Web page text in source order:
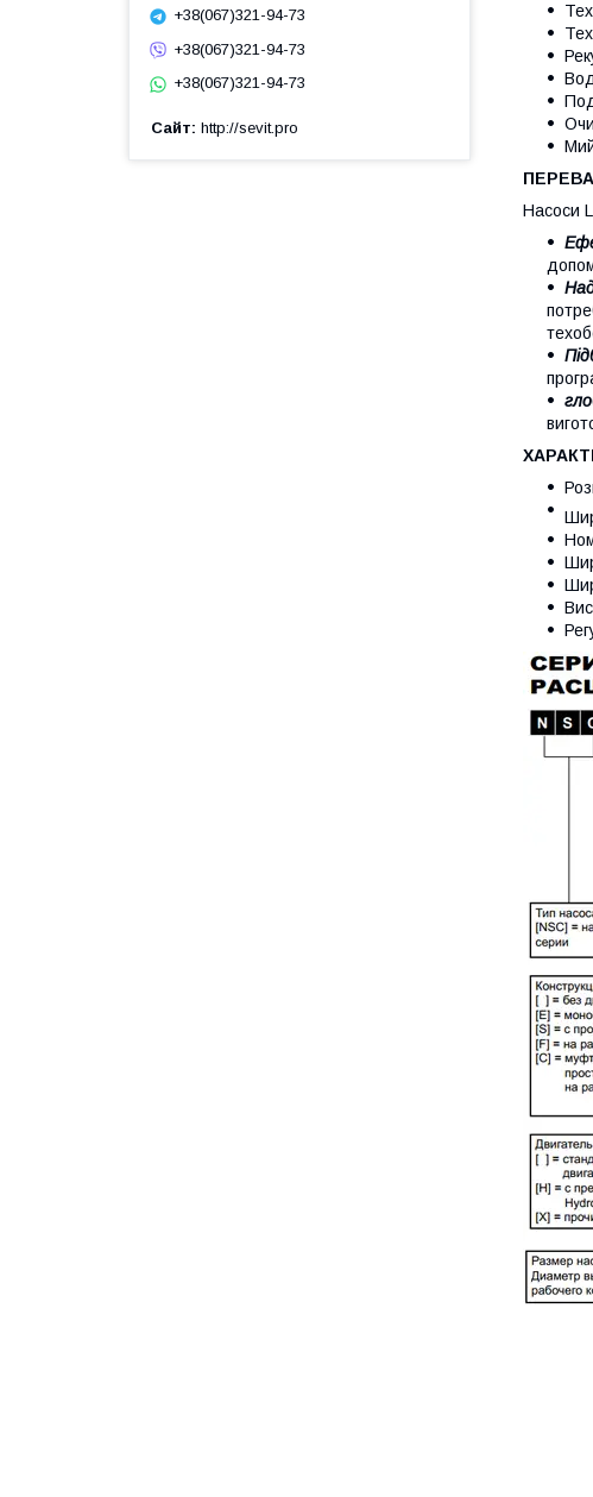
Насоси
+38(067)321-94-73
+38(067)321-94-73
+38(067)321-94-73
Сайт http://sevit.pro